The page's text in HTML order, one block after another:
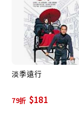
淡季遠行
79折 $181